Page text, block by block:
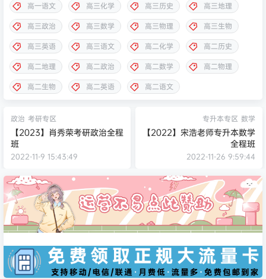
高一语文
高三化学 高三历史
高三地理
高三政治
高三数学 高三物理
高三生物
高三英语
高三语文 高二化学
高二历史
高二地理
高二政治 高二数学
高二物理
高二生物
高二英语 高二语文
政治 考研专区
【2023】肖秀荣考研政治全程
班
2022-11-9 15:43:49
专升本专区 数学
【2022】宋浩老师专升本数学
全程班
2022-11-26 9:59:44